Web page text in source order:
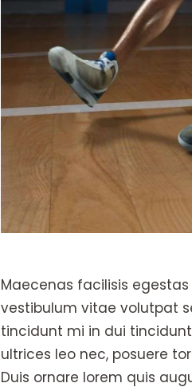
Maecenas facilisis
vestibulum vitae volutpat
tincidunt mi in dui
ultrices leo nec, posuere
Duis ornare lorem quis